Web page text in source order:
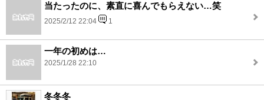
当たったのに、素直に喜んでもらえない…笑
2025/2/12 22:04 1
一年の初めは…
2025/1/28 22:10
冬冬冬